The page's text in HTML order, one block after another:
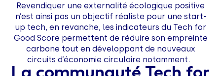
Revendiquer une externalité écologique positive
n’est ainsi pas un objectif réaliste pour une start-
up tech, en revanche, les indicateurs du Tech for
Good Score permettent de réduire son empreinte
carbone tout en développant de nouveaux
circuits d’économie circulaire notamment.